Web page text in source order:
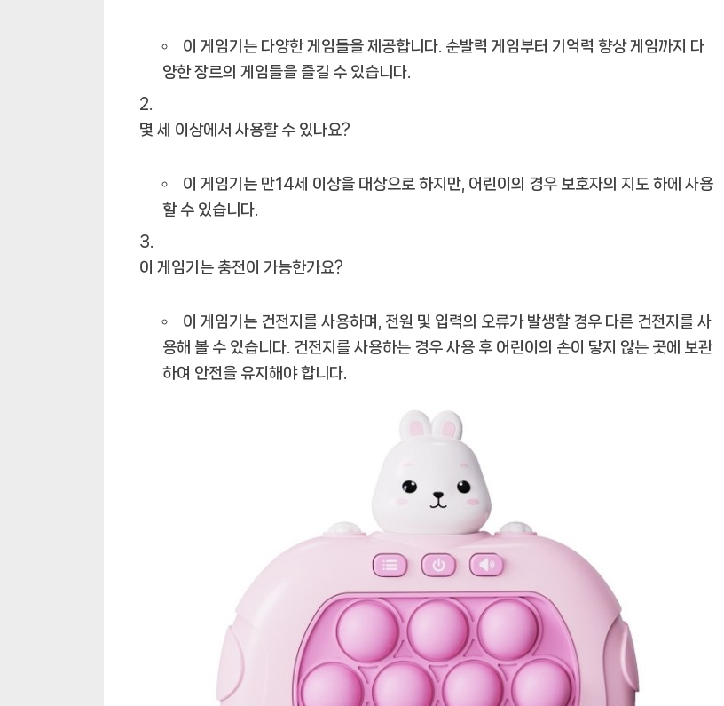
이 게임기는 다양한 게임들을 제공합니다. 순발력 게임부터 기억력 향상 게임까지 다
양한 장르의 게임들을 즐길 수 있습니다.
몇 세 이상에서 사용할 수 있나요?
이 게임기는 만14세 이상을 대상으로 하지만, 어린이의 경우 보호자의 지도 하에 사용
할 수 있습니다.
이 게임기는 충전이 가능한가요?
이 게임기는 건전지를 사용하며, 전원 및 입력의 오류가 발생할 경우 다른 건전지를 사
용해 볼 수 있습니다. 건전지를 사용하는 경우 사용 후 어린이의 손이 닿지 않는 곳에 보관
하여 안전을 유지해야 합니다.